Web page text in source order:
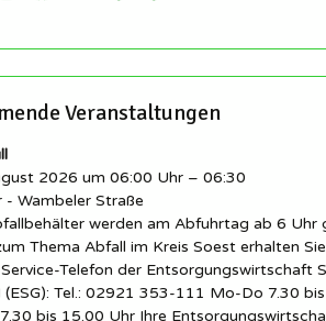
Veranstaltungen
2026 um 06:00 Uhr – 06:30
- Wambeler Straße
werden am Abfuhrtag ab 6 Uhr
Thema Abfall im Kreis Soest erhalten
Telefon der Entsorgungswirtschaft
(ESG): Tel.: 02921 353-111 Mo-Do 7.30
bis 15.00 Uhr Ihre